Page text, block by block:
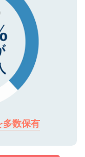
多数保有